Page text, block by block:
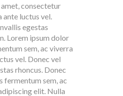
consectetur
luctus vel.
egestas
Lorem ipsum dolor
sem, ac viverra
vel. Donec vel
rhoncus. Donec
fermentum sem, ac
elit. Nulla